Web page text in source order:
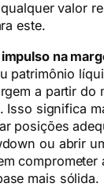
valor
este.
na
patrimônio
a partir do
Isso significa
posições
ou abrir
comprometer
mais sólida.